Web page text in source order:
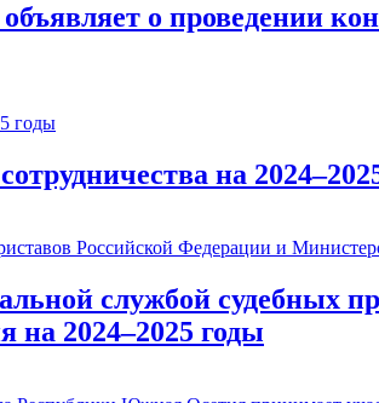
о проведении
на
службой судебных
2024–2025 годы